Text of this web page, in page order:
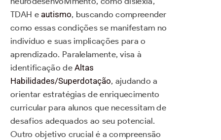
TDAH e autismo, buscando compreender
como essas condições se manifestam no
indivíduo e suas implicações para o
aprendizado. Paralelamente, visa à
identificação deAltas
Habilidades/Superdotação, ajudando a
orientar estratégias de enriquecimento
curricular para alunos que necessitam de
desafios adequados ao seu potencial.
Outro objetivo crucial é a compreensão